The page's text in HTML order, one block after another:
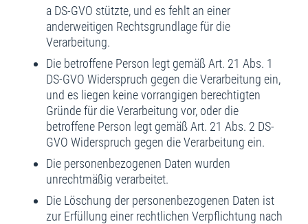
a DS-GVO stützte, und es fehlt an einer
anderweitigen Rechtsgrundlage für die
Verarbeitung.
Die betroffene Person legt gemäß Art. 21 Abs. 1
DS-GVO Widerspruch gegen die Verarbeitung ein,
und es liegen keine vorrangigen berechtigten
Gründe für die Verarbeitung vor, oder die
betroffene Person legt gemäß Art. 21 Abs. 2 DS-
GVO Widerspruch gegen die Verarbeitung ein.
Die personenbezogenen Daten wurden
unrechtmäßig verarbeitet.
Die Löschung der personenbezogenen Daten ist
zur Erfüllung einer rechtlichen Verpflichtung nach